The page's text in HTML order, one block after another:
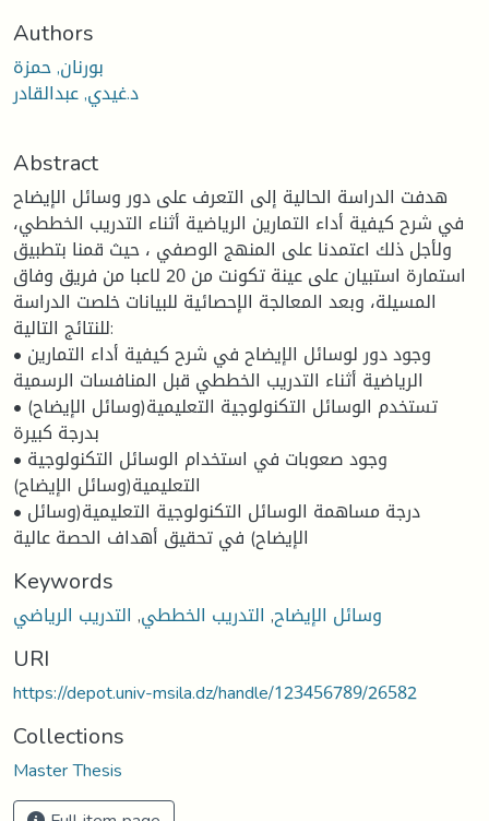
Authors
بورنان, حمزة
د.غيدي, عبدالقادر
Abstract
هدفت الدراسة الحالية إلى التعرف على دور وسائل الإيضاح
في شرح كيفية أداء التمارين الرياضية أثناء التدريب الخططي،
ولأجل ذلك اعتمدنا على المنهج الوصفي ، حيث قمنا بتطبيق
استمارة استبيان على عينة تكونت من 20 لاعبا من فريق وفاق
المسيلة، وبعد المعالجة الإحصائية للبيانات خلصت الدراسة
للنتائج التالية:
• وجود دور لوسائل الإيضاح في شرح كيفية أداء التمارين
الرياضية أثناء التدريب الخططي قبل المنافسات الرسمية
• تستخدم الوسائل التكنولوجية التعليمية(وسائل الإيضاح)
بدرجة كبيرة
• وجود صعوبات في استخدام الوسائل التكنولوجية
التعليمية(وسائل الإيضاح)
• درجة مساهمة الوسائل التكنولوجية التعليمية(وسائل
الإيضاح) في تحقيق أهداف الحصة عالية
Keywords
وسائل الإيضاح, التدريب الخططي, التدريب الرياضي
URI
https://depot.univ-msila.dz/handle/123456789/26582
Collections
Master Thesis